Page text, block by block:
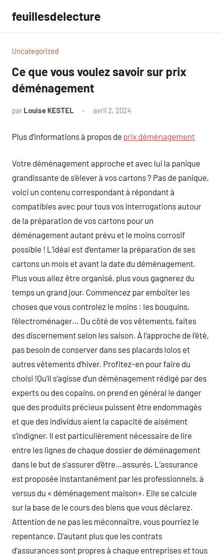
contenu
feuillesdelecture
Uncategorized
Ce que vous voulez savoir sur prix
déménagement
par Louise KESTEL avril 2, 2024
Plus d’informations à propos de prix déménagement
Votre déménagement approche et avec lui la panique
grandissante de s’élever à vos cartons ? Pas de panique,
voici un contenu correspondant à répondant à
compatibles avec pour tous vos interrogations autour
de la préparation de vos cartons pour un
déménagement autant prévu et le moins corrosif
possible ! L’idéal est d’entamer la préparation de ses
cartons un mois et avant la date du déménagement.
Plus vous allez être organisé, plus vous gagnerez du
temps un grand jour. Commencez par emboîter les
choses que vous controlez le moins : les bouquins,
l’électroménager… Du côté de vos vêtements, faites
des discernement selon les saison. À l’approche de l’été,
pas besoin de conserver dans ses placards lolos et
autres vêtements d’hiver. Profitez-en pour faire du
choisi !Qu’il s’agisse d’un déménagement rédigé par des
experts ou des copains, on prend en général le danger
que des produits précieux puissent être endommagés
et que des individus aient la capacité de aisément
s’indigner. Il est particulièrement nécessaire de lire
entre les lignes de chaque dossier de déménagement
dans le but de s’assurer d’être…assurés. L’assurance
est proposée instantanément par les professionnels, à
versus du « déménagement maison». Elle se calcule
sur la base de le cours des biens que vous déclarez.
Attention de ne pas les méconnaître, vous pourriez le
repentance. D’autant plus que les contrats
d’assurances sont propres à chaque entreprises et tous